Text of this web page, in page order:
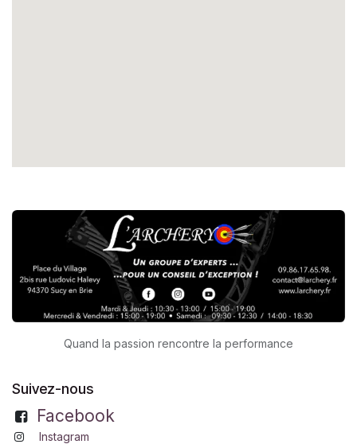
Quand la passion rencontre la performance
Suivez-nous
Facebook
Instagram